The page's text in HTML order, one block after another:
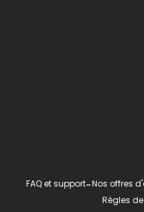
FAQ et support-Nos offres
Règles